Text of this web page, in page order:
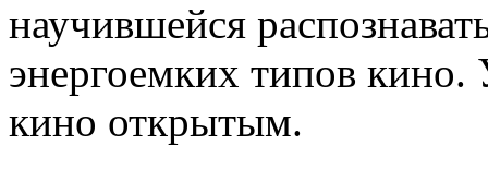
научившейся
энергоемких типов кино.
кино открытым.